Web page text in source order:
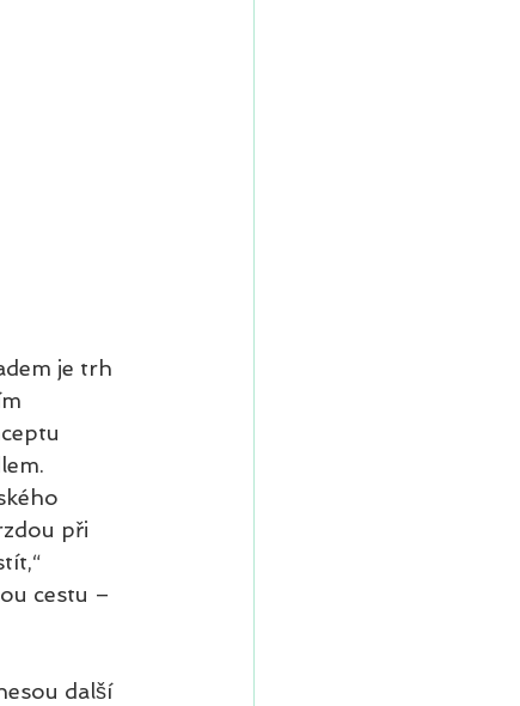
je trh
při
cestu –
další